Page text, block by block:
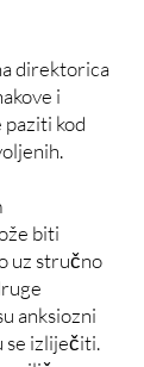
direktorica
i
kod
biti
uz stručno
anksiozni
se izliječiti.